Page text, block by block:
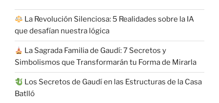
La Revolución Silenciosa: 5 Realidades sobre la IA
que desafían nuestra lógica
La Sagrada Familia de Gaudí: 7 Secretos y
Simbolismos que Transformarán tu Forma de Mirarla
Los Secretos de Gaudí en las Estructuras de la Casa
Batlló